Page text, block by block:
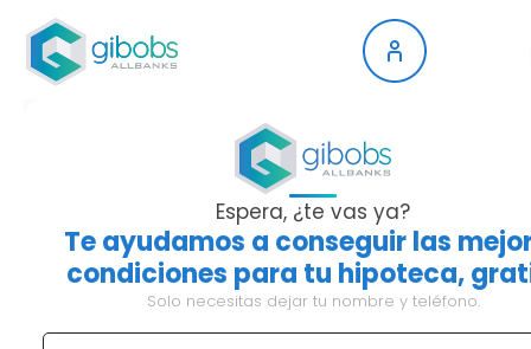
Espera, ¿te vas ya?
Te ayudamos a conseguir las
condiciones para tu hipoteca,
Solo necesitas dejar tu nombre y teléfono.
FINANCIACIÓN
PRIVADA: LA
ALTERNATIVA CUANDO
EL BANCO